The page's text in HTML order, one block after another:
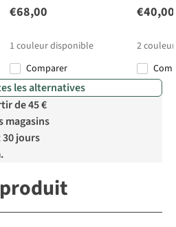
€68,00
1 couleur disponible
Comparer
€40,00
2
les alternatives
de 45 €
magasins
jours